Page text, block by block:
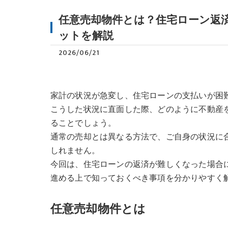
任意売却物件とは？住宅ローン
ットを解説
2026/06/21
家計の状況が急変し、住宅ローンの支払いが
こうした状況に直面した際、どのように不動
ることでしょう。
通常の売却とは異なる方法で、ご自身の状況
しれません。
今回は、住宅ローンの返済が難しくなった場
進める上で知っておくべき事項を分かりやすく
任意売却物件とは